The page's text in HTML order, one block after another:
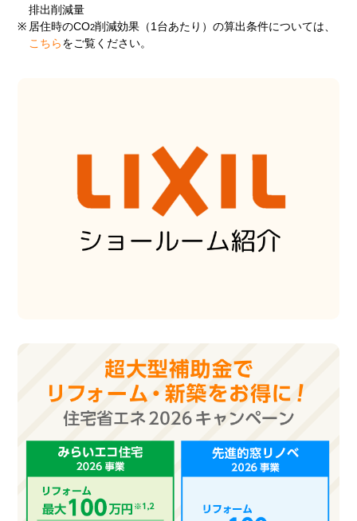
排出削減量
※ 居住時のCO2削減効果（1台あたり）の算出条件については、
こちら をご覧ください。